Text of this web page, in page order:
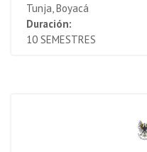
Tunja, Boyacá
Duración:
10 SEMESTRES